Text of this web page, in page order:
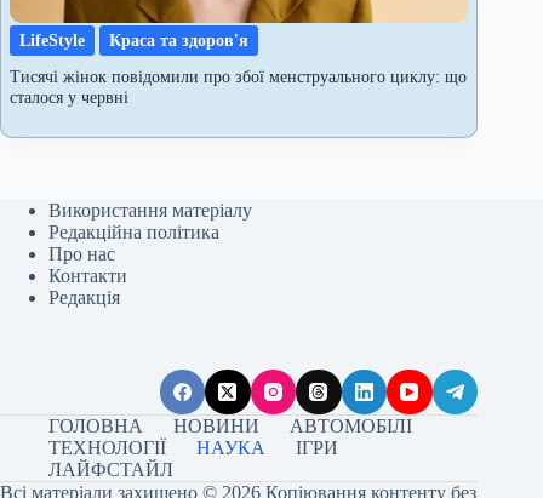
LifeStyle
Краса та здоров'я
Тисячі жінок повідомили про збої менструального циклу: що
сталося у червні
Використання матеріалу
Редакційна політика
Про нас
Контакти
Редакція
ГОЛОВНА НОВИНИ
АВТОМОБІЛІ
ТЕХНОЛОГІЇ
НАУКА
ІГРИ
ЛАЙФСТАЙЛ
Всі матеріали захищено © 2026 Копіювання контенту без